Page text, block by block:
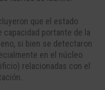
que el estado
capacidad portante de la
si bien se detectaron
en el núcleo
relacionadas con el